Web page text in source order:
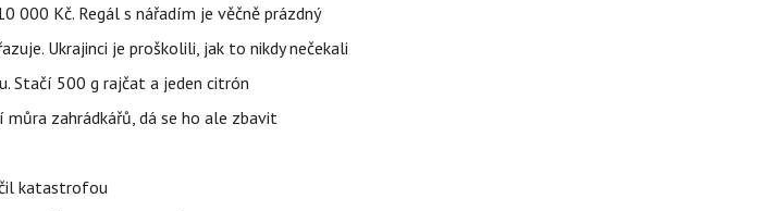
000 Kč. Regál s nářadím je věčně prázdný
Ukrajinci je proškolili, jak to nikdy nečekali
Stačí 500 g rajčat a jeden citrón
můra zahrádkářů, dá se ho ale zbavit
katastrofou